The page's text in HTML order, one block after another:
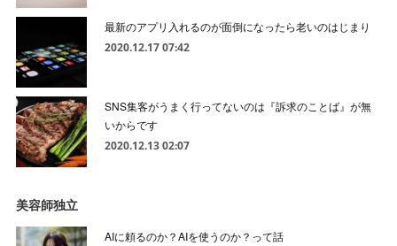
最新のアプリ入れるのが面倒になったら老いのはじまり
2020.12.17 07:42
SNS集客がうまく行ってないのは『訴求のことば』が無
いからです
2020.12.13 02:07
美容師独立
AIに頼るのか？AIを使うのか？って話